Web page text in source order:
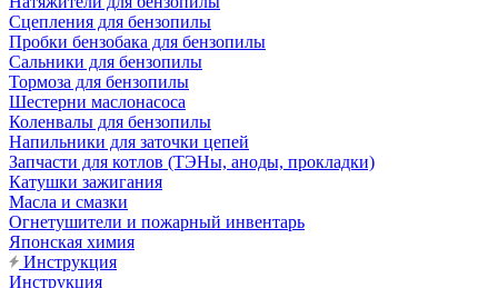
Сцепления для бензопилы
Пробки бензобака для бензопилы
Сальники для бензопилы
Тормоза для бензопилы
Шестерни маслонасоса
Коленвалы для бензопилы
Напильники для заточки цепей
Запчасти для котлов (ТЭНы, аноды, прокладки)
Катушки зажигания
Масла и смазки
Огнетушители и пожарный инвентарь
Японская химия
Инструкция
Инструкция